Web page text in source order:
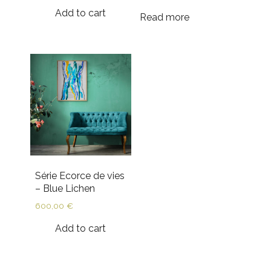
Add to cart Read more
Série Ecorce de vies
– Blue Lichen
600,00 €
Add to cart